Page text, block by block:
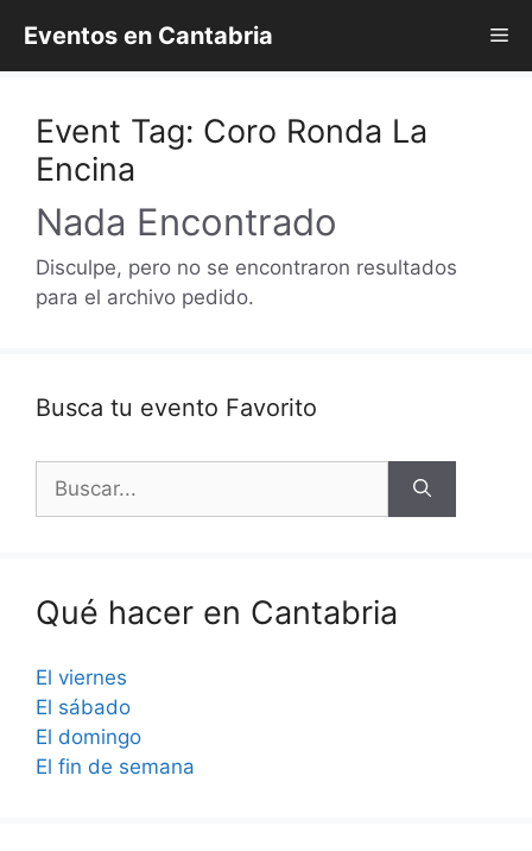
contenido
Eventos en Cantabria
Event Tag: Coro Ronda La
Encina
Nada Encontrado
Disculpe, pero no se encontraron resultados
para el archivo pedido.
Busca tu evento Favorito
Buscar:
Qué hacer en Cantabria
El viernes
El sábado
El domingo
El fin de semana